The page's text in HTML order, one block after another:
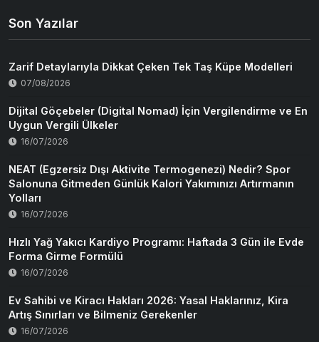
Son Yazılar
Zarif Detaylarıyla Dikkat Çeken Tek Taş Küpe Modelleri
07/08/2026
Dijital Göçebeler (Digital Nomad) İçin Vergilendirme ve En
Uygun Vergili Ülkeler
16/07/2026
NEAT (Egzersiz Dışı Aktivite Termogenezi) Nedir? Spor
Salonuna Gitmeden Günlük Kalori Yakımınızı Artırmanın
Yolları
16/07/2026
Hızlı Yağ Yakıcı Kardiyo Programı: Haftada 3 Gün ile Evde
Forma Girme Formülü
16/07/2026
Ev Sahibi ve Kiracı Hakları 2026: Yasal Haklarınız, Kira
Artış Sınırları ve Bilmeniz Gerekenler
16/07/2026